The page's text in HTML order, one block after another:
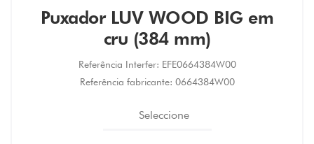
Puxador LUV WOOD BIG em
cru (384 mm)
Referência Interfer: EFE0664384W00
Referência fabricante: 0664384W00
Seleccione